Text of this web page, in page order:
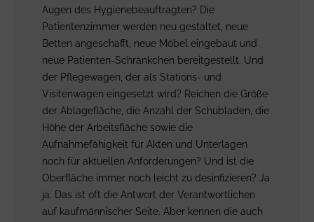
Augen des Hygienebeauftragten? Die
Patientenzimmer werden neu gestaltet, neue
Betten angeschafft, neue Möbel eingebaut und
neue Patienten-Schränkchen bereitgestellt. Und
der Pflegewagen, der als Stations- und
Visitenwagen eingesetzt wird? Reichen die Größe
der Ablagefläche, die Anzahl der Schubladen, die
Höhe der Arbeitsfläche sowie die
Aufnahmefähigkeit für Akten und Unterlagen
noch für aktuellen Anforderungen? Und ist die
Oberfläche immer noch leicht zu desinfizieren? Ja
ja. Das ist oft die Antwort der Verantwortlichen
auf kaufmännischer Seite. Aber kennen die auch